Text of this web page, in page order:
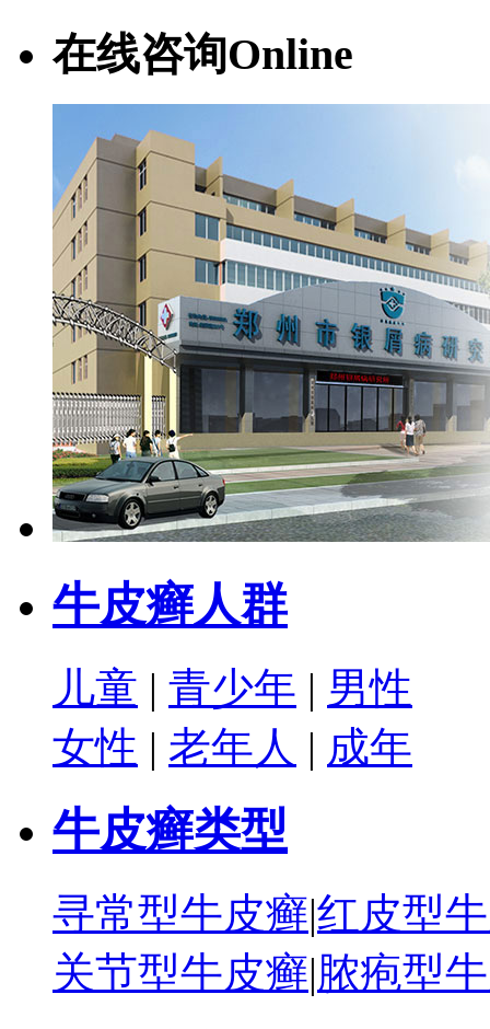
在线咨询Online
牛皮癣人群
儿童 | 青少年 | 男性
女性 | 老年人 | 成年
牛皮癣类型
寻常型牛皮癣|红皮型
关节型牛皮癣|脓疱型